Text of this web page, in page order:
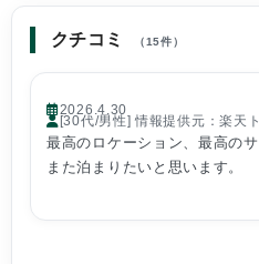
クチコミ （15件）
2026.4.30
[30代/男性] 情報提供元：楽天
最高のロケーション、最高のサ
また泊まりたいと思います。